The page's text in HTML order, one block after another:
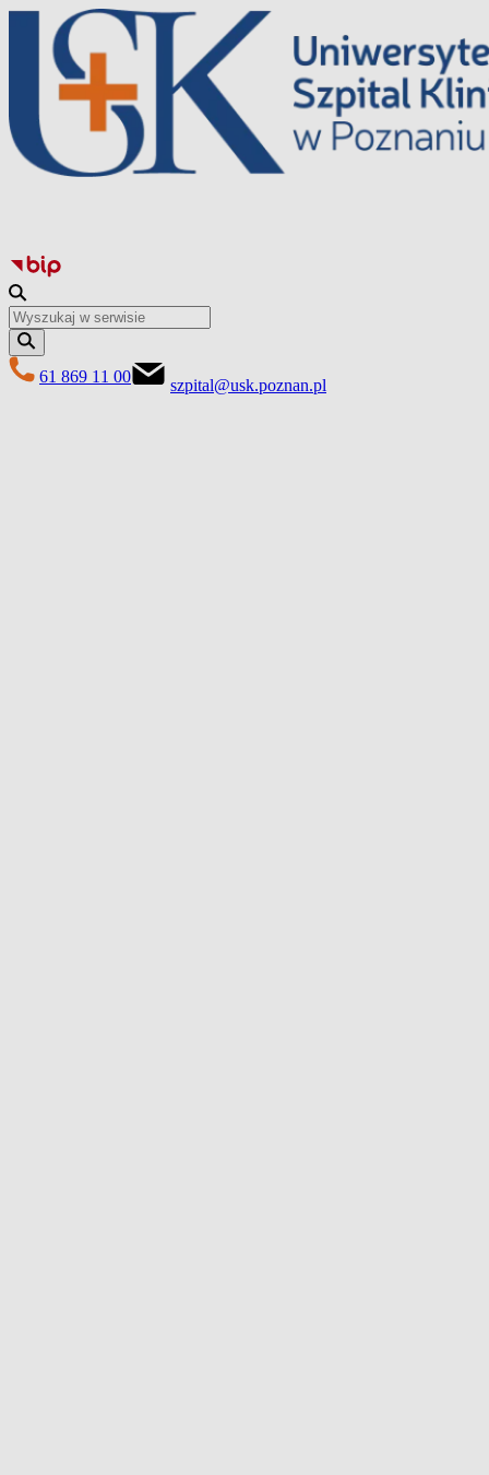
Przejdź
61 869 11 00 szpital@usk.poznan.pl